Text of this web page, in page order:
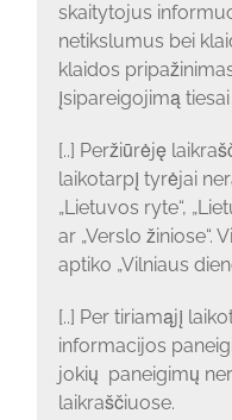
skaitytojus
netikslumus bei
klaidos
įsipareigojimą
[..] Peržiūrėję
laikotarpį tyrėjai
„Lietuvos ryte“,
ar „Verslo žiniose“.
aptiko „Vilniaus
[..] Per tiriamąjį
informacijos
jokių paneigimų
laikraščiuose.